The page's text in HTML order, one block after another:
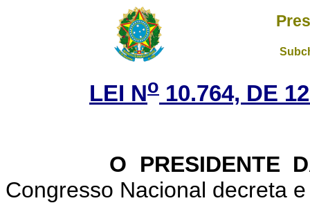
LEI No 10.764, DE
O PRESIDENTE DA
Congresso Nacional decreta